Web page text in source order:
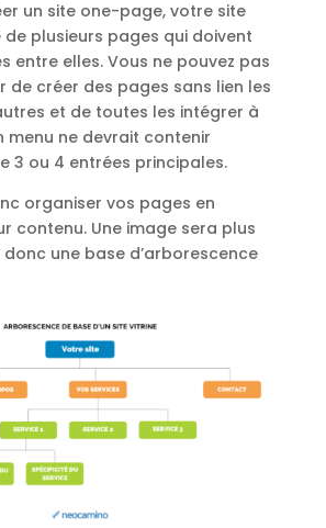
un site one-page, votre site
plusieurs pages qui doivent
entre elles. Vous ne pouvez pas
de créer des pages sans lien les
et de toutes les intégrer à
menu ne devrait contenir
3 ou 4 entrées principales.
organiser vos pages en
contenu. Une image sera plus
une base d’arborescence